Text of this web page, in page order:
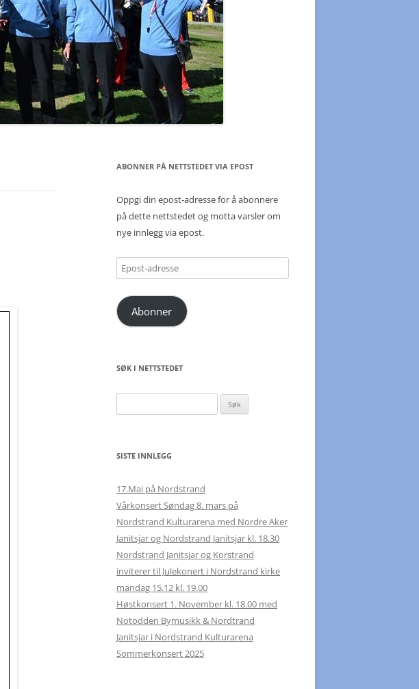
ABONNER PÅ NETTSTEDET VIA EPOST
Oppgi din epost-adresse for å abonnere
på dette nettstedet og motta varsler om
nye innlegg via epost.
Epost-
adresse
Abonner
SØK I NETTSTEDET
etter:
SISTE INNLEGG
17.Mai på Nordstrand
Vårkonsert Søndag 8. mars på
Nordstrand Kulturarena med Nordre Aker
Janitsjar og Nordstrand Janitsjar kl. 18.30
Nordstrand Janitsjar og Korstrand
inviterer til Julekonert i Nordstrand kirke
mandag 15.12 kl. 19.00
Høstkonsert 1. November kl. 18.00 med
Notodden Bymusikk & Nordtrand
Janitsjar i Nordstrand Kulturarena
Sommerkonsert 2025